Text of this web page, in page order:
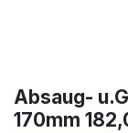
Absaug-
170mm